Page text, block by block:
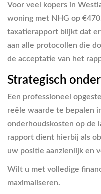
Voor veel kopers in
woning met NHG op
taxatierapport blijkt dat er
aan alle protocollen die
de acceptatie van het
Strategisch
Een professioneel
reële waarde te bepalen
onderhoudskosten op de
rapport dient hierbij als
uw positie aanzienlijk en
Wilt u met volledige
maximaliseren.